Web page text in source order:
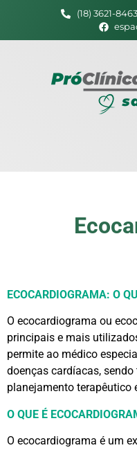
(18) 3621-8463
ECOCARDIOGRAMA: O
O ecocardiograma ou
principais e mais
permite ao médico
doenças cardíacas,
planejamento terapêutico
O QUE É
O ecocardiograma é um